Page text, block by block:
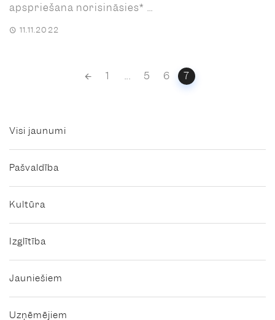
apspriešana norisināsies* ...
11.11.2022
1 ... 5 6 7
Visi jaunumi
Pašvaldība
Kultūra
Izglītība
Jauniešiem
Uzņēmējiem